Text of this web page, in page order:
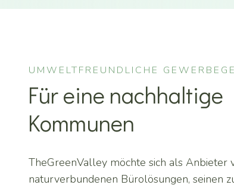
UMWELTFREUNDLICHE
Für eine nachhaltige
Kommunen
TheGreenValley möchte sich als
naturverbundenen Bürolösungen, seinen